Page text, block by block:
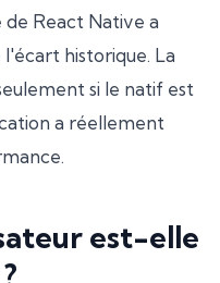
React Native a
historique. La
si le natif est
a réellement
est-elle